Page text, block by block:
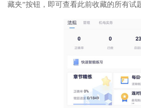
藏夹”按钮，即可查看此前收藏的所有试